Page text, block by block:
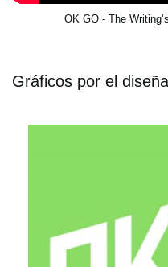
OK GO - The
Gráficos por el